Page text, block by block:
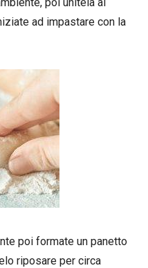
ad impastare con la
poi formate un panetto
riposare per circa